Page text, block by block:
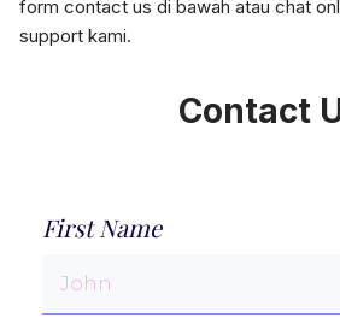
form contact us di bawah atau chat
support kami.
Contact
First Name